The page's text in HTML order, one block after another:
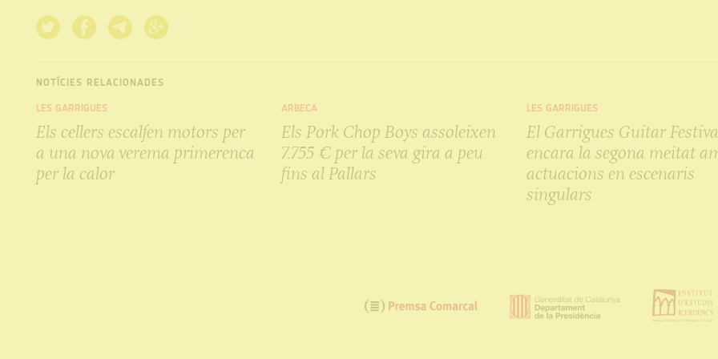
NOTÍCIES RELACIONADES
LES GARRIGUES
Els cellers escalfen motors per
a una nova verema primerenca
per la calor
ARBECA
Els Pork Chop Boys assoleixen
7.755 € per la seva gira a peu
fins al Pallars
LES GARRIGUES
El Garrigues Guitar
encara la segona meitat
actuacions en escenaris
singulars